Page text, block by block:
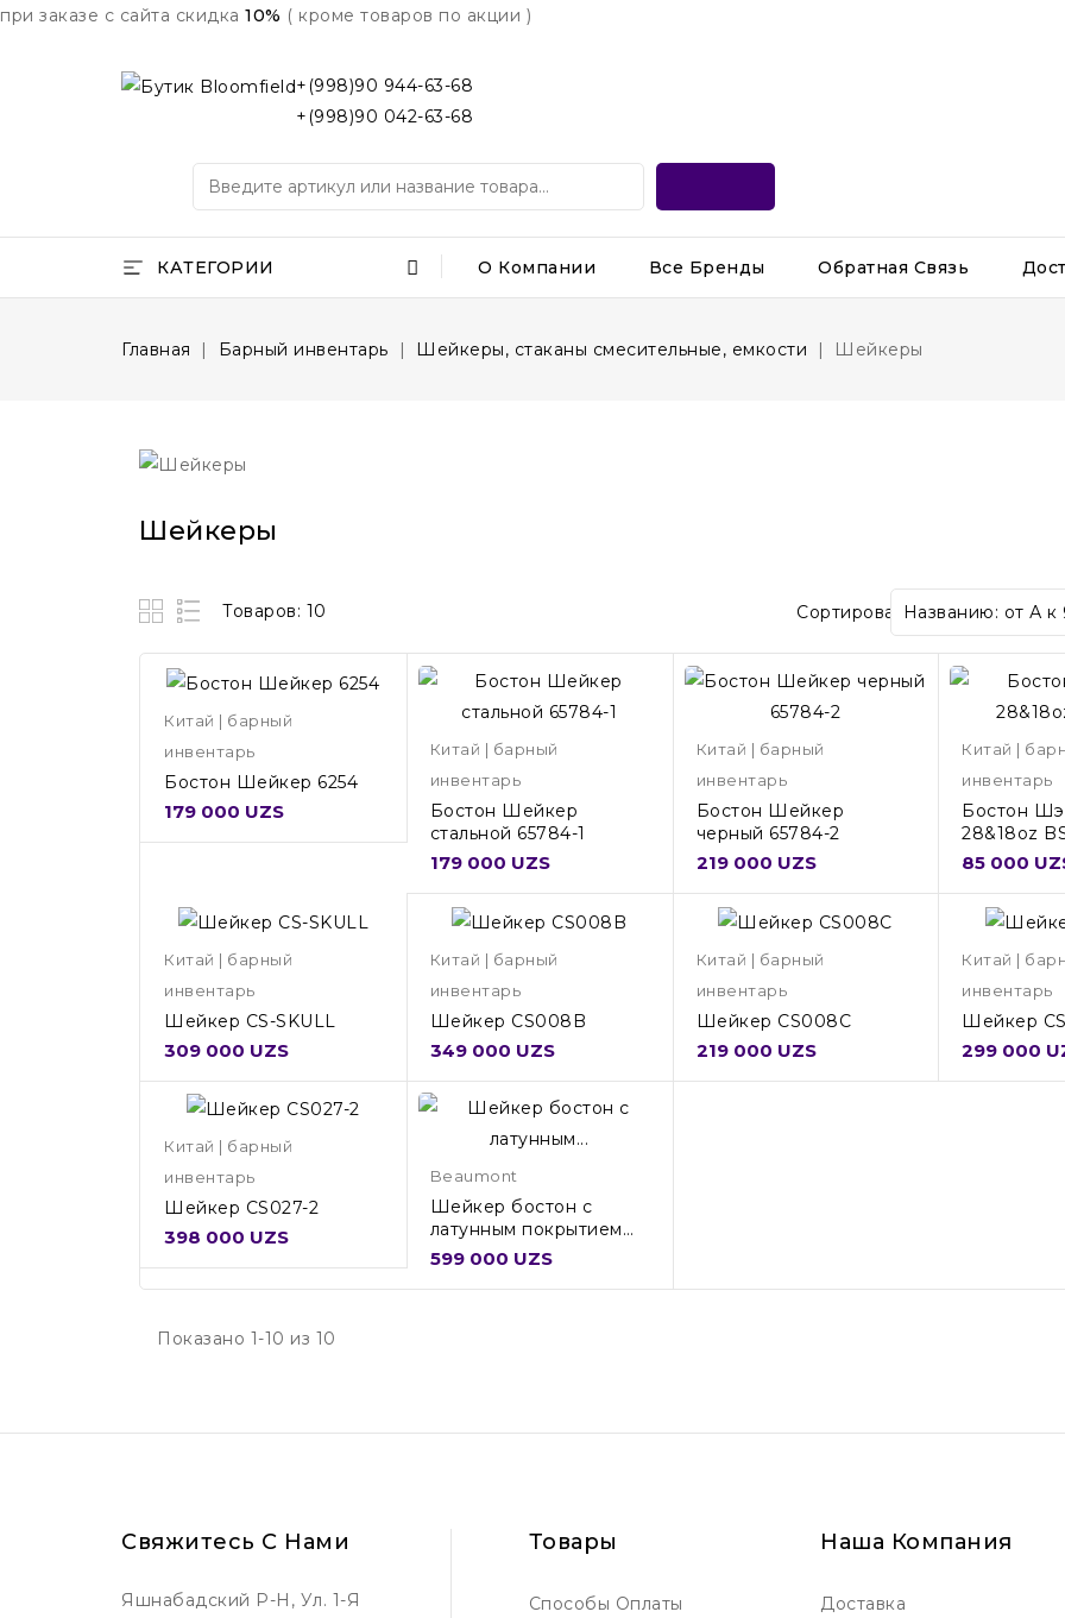
при заказе с сайта скидка 10% ( кроме товаров по акции )
+(998)90 944-63-68
+(998)90 042-63-68
КАТЕГОРИИ О Компании Все Бренды Обратная Связь
Главная Барный инвентарь Шейкеры, стаканы смесительные, емкости Шейкеры
Шейкеры
Товаров: 10 Сортировать:Названию: от А к
Китай | барный
инвентарь
Бостон Шейкер 6254
179 000 UZS
Китай | барный
инвентарь
Бостон Шейкер
стальной 65784-1
179 000 UZS
Китай | барный
инвентарь
Бостон Шейкер
черный 65784-2
219 000 UZS
Китай |
инвентарь
Бостон
28&18oz
85 000
Китай | барный
инвентарь
Шейкер CS-SKULL
309 000 UZS
Китай | барный
инвентарь
Шейкер CS008B
349 000 UZS
Китай | барный
инвентарь
Шейкер CS008C
219 000 UZS
Китай |
инвентарь
Шейкер
299 000
Китай | барный
инвентарь
Шейкер CS027-2
398 000 UZS
Beaumont
Шейкер бостон с
латунным покрытием
3347
599 000 UZS
Показано 1-10 из 10
Свяжитесь С Нами
Яшнабадский Р-Н, Ул. 1-Я
Товары
Способы Оплаты
Наша Компания
Доставка